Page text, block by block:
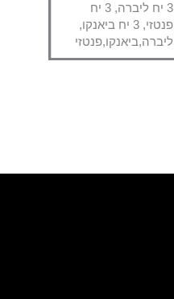
3 יח ליברה, 3 יח
פנטזי, 3 יח ביאנקו,
ליברה,ביאנקו,פנטזי